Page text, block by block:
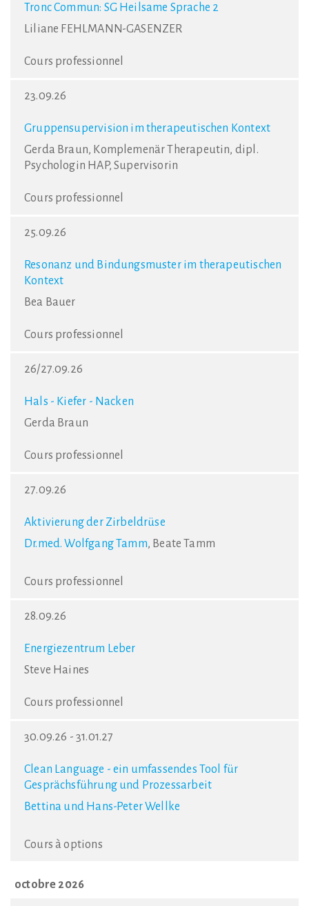
Tronc Commun: SG Heilsame Sprache 2
Liliane FEHLMANN-GASENZER
Cours professionnel
23.09.26
Gruppensupervision im therapeutischen Kontext
Gerda Braun, Komplemenär Therapeutin, dipl.
Psychologin HAP, Supervisorin
Cours professionnel
25.09.26
Resonanz und Bindungsmuster im therapeutischen
Kontext
Bea Bauer
Cours professionnel
26/27.09.26
Hals - Kiefer - Nacken
Gerda Braun
Cours professionnel
27.09.26
Aktivierung der Zirbeldrüse
Dr.med. Wolfgang Tamm, Beate Tamm
Cours professionnel
28.09.26
Energiezentrum Leber
Steve Haines
Cours professionnel
30.09.26 - 31.01.27
Clean Language - ein umfassendes Tool für
Gesprächsführung und Prozessarbeit
Bettina und Hans-Peter Wellke
Cours à options
octobre 2026